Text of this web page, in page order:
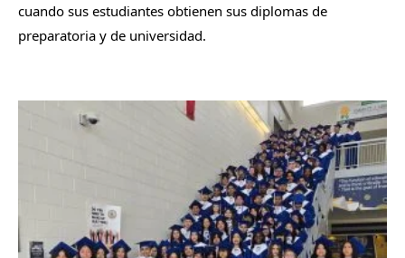
cuando sus estudiantes obtienen sus diplomas de
preparatoria y de universidad.